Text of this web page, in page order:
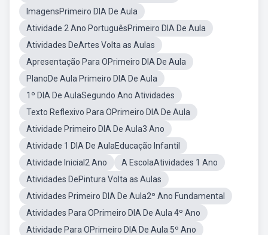
ImagensPrimeiro DIA De Aula
Atividade 2 Ano PortuguêsPrimeiro DIA De Aula
Atividades DeArtes Volta as Aulas
Apresentação Para OPrimeiro DIA De Aula
PlanoDe Aula Primeiro DIA De Aula
1º DIA De AulaSegundo Ano Atividades
Texto Reflexivo Para OPrimeiro DIA De Aula
Atividade Primeiro DIA De Aula3 Ano
Atividade 1 DIA De AulaEducação Infantil
Atividade Inicial2 Ano
A EscolaAtividades 1 Ano
Atividades DePintura Volta as Aulas
Atividades Primeiro DIA De Aula2º Ano Fundamental
Atividades Para OPrimeiro DIA De Aula 4º Ano
Atividade Para OPrimeiro DIA De Aula 5º Ano